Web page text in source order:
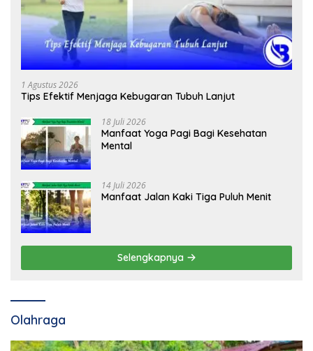
1 Agustus 2026
Tips Efektif Menjaga Kebugaran Tubuh Lanjut
18 Juli 2026
Manfaat Yoga Pagi Bagi Kesehatan
Mental
14 Juli 2026
Manfaat Jalan Kaki Tiga Puluh Menit
Selengkapnya
Olahraga